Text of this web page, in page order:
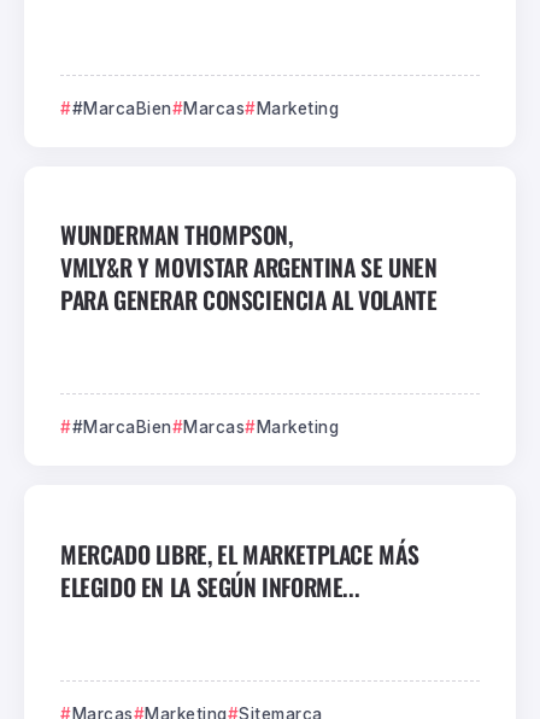
#MarcaBien Marcas Marketing
WUNDERMAN THOMPSON,
VMLY&R Y MOVISTAR ARGENTINA SE UNEN
PARA GENERAR CONSCIENCIA AL VOLANTE
#MarcaBien Marcas Marketing
MERCADO LIBRE, EL MARKETPLACE MÁS
ELEGIDO EN LA SEGÚN INFORME...
Marcas Marketing Sitemarca